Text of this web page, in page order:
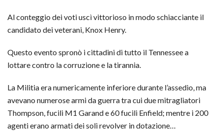
Al conteggio dei voti uscì vittorioso in modo schiacciante il
candidato dei veterani, Knox Henry.
Questo evento spronò i cittadini di tutto il Tennessee a
lottare contro la corruzione e la tirannia.
La Militia era numericamente inferiore durante l’assedio, ma
avevano numerose armi da guerra tra cui due mitragliatori
Thompson, fucili M1 Garand e 60 fucili Enfield; mentre i 200
agenti erano armati dei soli revolver in dotazione…